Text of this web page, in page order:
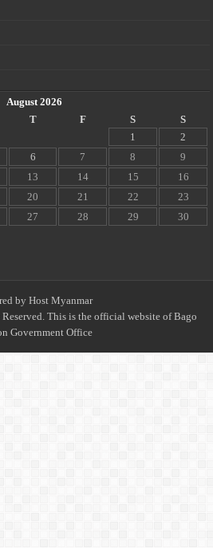
August 2026
T F S
S
1
2
6 7 8
9
13 14 15
16
20 21 22
23
27 28 29
30
by Host Myanmar
This is the official website of Bago
Government Office